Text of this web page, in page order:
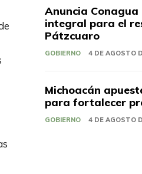
Anuncia
integral para el
Pátzcuaro
GOBIERNO 4 DE AGOSTO
Michoacán
para fortalecer
GOBIERNO 4 DE AGOSTO